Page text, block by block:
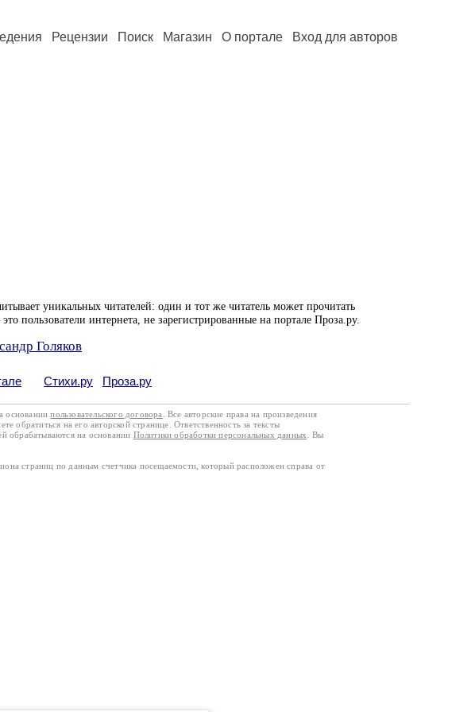
Рецензии Поиск Магазин О портале Вход для авторов
уникальных читателей: один и тот же читатель может прочитать
пользователи интернета, не зарегистрированные на портале Проза.ру.
Голяков
Стихи.ру Проза.ру
основаниипользовательского договора
. Все авторские права на произведения
обратиться на его авторской странице. Ответственность за тексты
обрабатываются на основании Политики обработки персональных данных
. Вы
страниц по данным счетчика посещаемости, который расположен справа от